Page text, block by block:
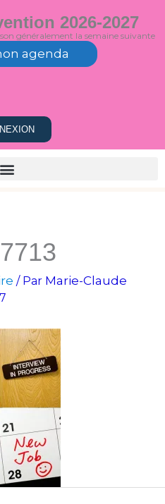
2026-2027
généralement la semaine suivante
agenda
/ Par Marie-Claude